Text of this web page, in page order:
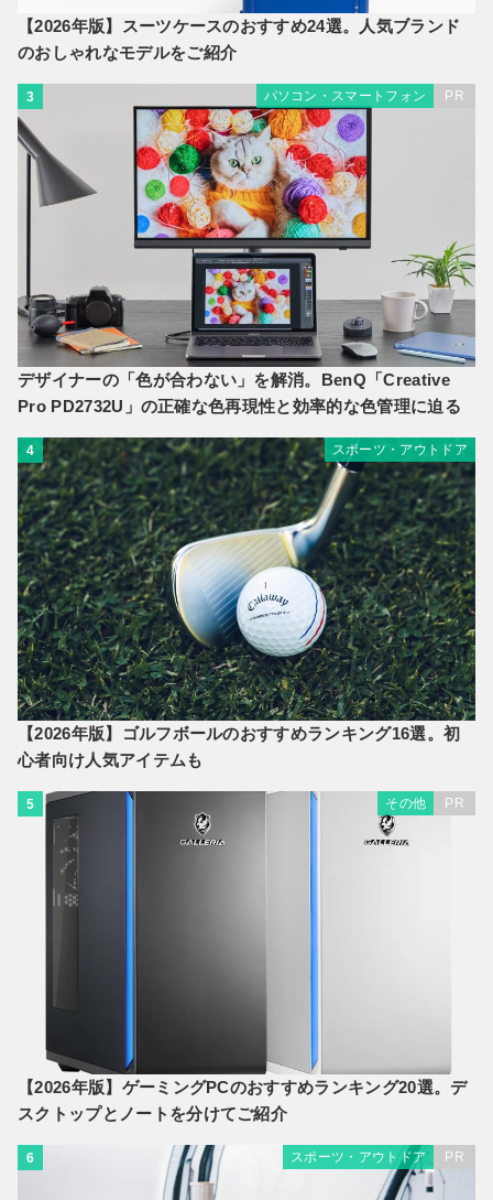
【2026年版】スーツケースのおすすめ24選。人気ブランド
のおしゃれなモデルをご紹介
3 パソコン・スマートフォン PR
デザイナーの「色が合わない」を解消。BenQ「Creative
Pro PD2732U」の正確な色再現性と効率的な色管理に迫る
4 スポーツ・アウトドア
【2026年版】ゴルフボールのおすすめランキング16選。初
心者向け人気アイテムも
5 その他 PR
【2026年版】ゲーミングPCのおすすめランキング20選。デ
スクトップとノートを分けてご紹介
6 スポーツ・アウトドア PR